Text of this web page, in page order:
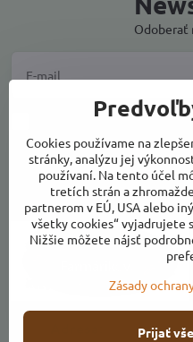
Odoberať
Chcem sa prihlásiť k
Kontakty
Cookies používame na
stránky, analýzu jej
používaní. Na tento účel
tretích strán a
partnerom v EÚ, USA alebo
všetky cookies“ vyjadrujete
Nižšie môžete nájsť
Zásady
Prijať